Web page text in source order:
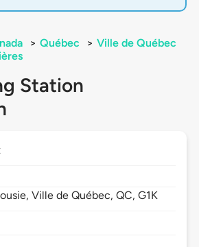
> Québec > Ville de Québec
Station
Ville de Québec,QC,G1K